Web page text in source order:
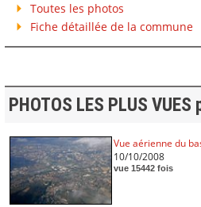
Toutes les photos
Fiche détaillée de la commune
PHOTOS LES PLUS
Vue aérienne du
10/10/2008
vue 15442 fois